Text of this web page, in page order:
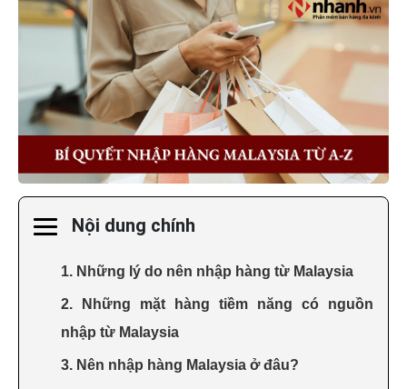
Nội dung chính
1. Những lý do nên nhập hàng từ Malaysia
2. Những mặt hàng tiềm năng có nguồn
nhập từ Malaysia
3. Nên nhập hàng Malaysia ở đâu?